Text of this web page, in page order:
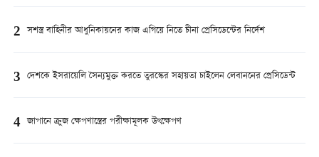
2 সশস্ত্র বাহিনীর আধুনিকায়নের কাজ এগিয়ে নিতে চীনা প্রেসিডেন্টের নির্দেশ
3 দেশকে ইসরায়েলি সৈন্যমুক্ত করতে তুরস্কের সহায়তা চাইলেন লেবাননের প্রেসিডেন্ট
4 জাপানে ক্রুজ ক্ষেপণাস্ত্রের পরীক্ষামূলক উৎক্ষেপণ